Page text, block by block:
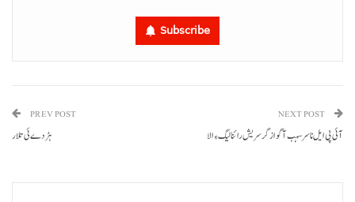
Subscribe
PREV POST
ہڑدے ئی تلار
NEXT POST
آئی پی ایل نا سرسہب آ گواز گر سریش رائنا لیگ ءِ الا